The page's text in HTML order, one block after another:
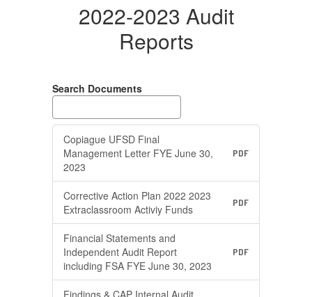
2022-2023 Audit
Reports
Search Documents
Copiague UFSD Final
Management Letter FYE June 30,
2023
PDF
Corrective Action Plan 2022 2023
Extraclassroom Activiy Funds
PDF
Financial Statements and
Independent Audit Report
including FSA FYE June 30, 2023
PDF
Findings & CAP Internal Audit